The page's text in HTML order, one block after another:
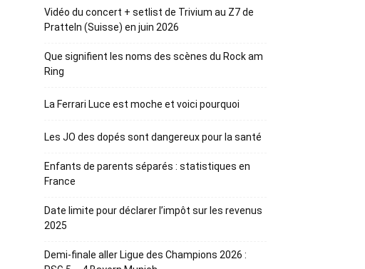
Vidéo du concert + setlist de Trivium au Z7 de
Pratteln (Suisse) en juin 2026
Que signifient les noms des scènes du Rock am
Ring
La Ferrari Luce est moche et voici pourquoi
Les JO des dopés sont dangereux pour la santé
Enfants de parents séparés : statistiques en
France
Date limite pour déclarer l’impôt sur les revenus
2025
Demi-finale aller Ligue des Champions 2026 :